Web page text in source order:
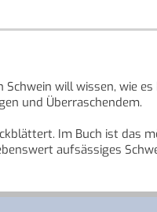
will wissen, wie
und Überraschendem.
Im Buch ist das
aufsässiges
in den Bildern und